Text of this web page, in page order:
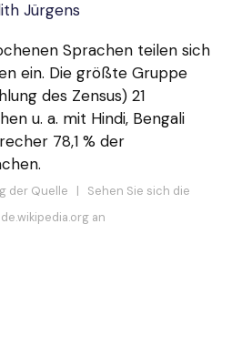
Jürgens
Sprachen teilen sich
ein. Die größte Gruppe
des Zensus) 21
u. a. mit Hindi, Bengali
78,1 % der
der Quelle | Sehen Sie sich die
an